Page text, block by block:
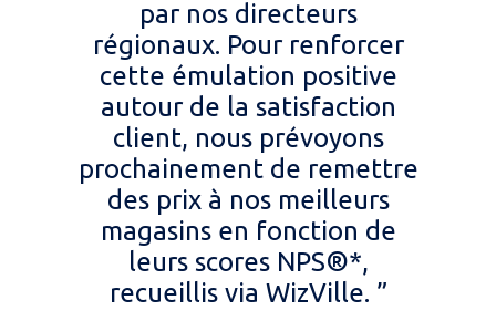
par nos directeurs
régionaux. Pour renforcer
cette émulation positive
autour de la satisfaction
client, nous prévoyons
prochainement de remettre
des prix à nos meilleurs
magasins en fonction de
leurs scores NPS®*,
recueillis via WizVille. ”